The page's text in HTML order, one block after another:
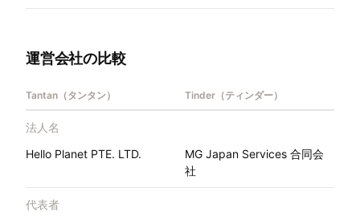
運営会社の比較
Tantan（タンタン） Tinder（ティンダー）
法人名
Hello Planet PTE. LTD.
MG Japan Services 合同会
社
代表者